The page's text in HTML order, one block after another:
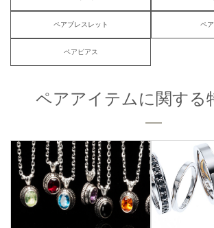
ペアブレスレット ペ
ペアピアス
ペアアイテムに関する